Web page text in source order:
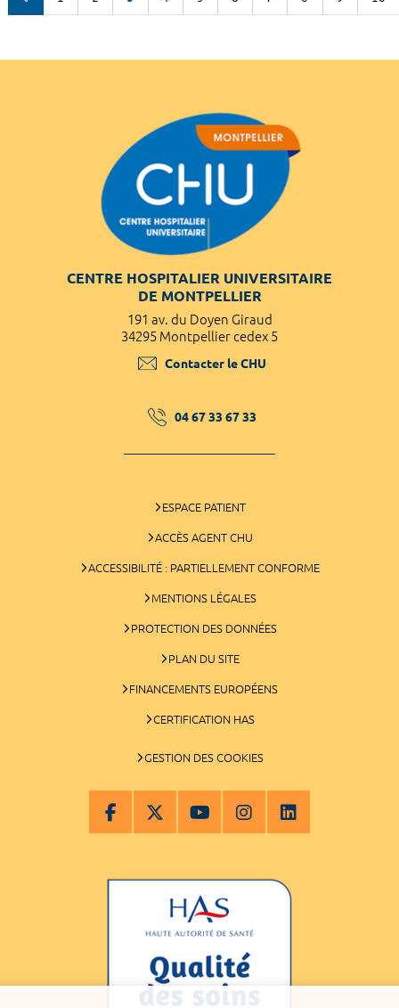
CENTRE HOSPITALIER UNIVERSITAIRE
DE MONTPELLIER
191 av. du Doyen Giraud
34295 Montpellier cedex 5
Contacter le CHU
04 67 33 67 33
ESPACE PATIENT
ACCÈS AGENT CHU
ACCESSIBILITÉ : PARTIELLEMENT CONFORME
MENTIONS LÉGALES
PROTECTION DES DONNÉES
PLAN DU SITE
FINANCEMENTS EUROPÉENS
CERTIFICATION HAS
GESTION DES COOKIES